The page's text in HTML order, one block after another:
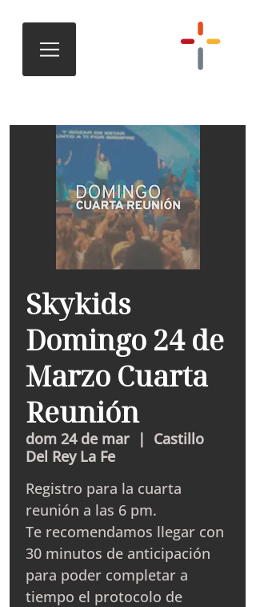
Skykids
Domingo 24 de
Marzo Cuarta
Reunión
dom 24 de mar
  |
Castillo
Del Rey La Fe
Registro para la cuarta
reunión a las 6 pm.
Te recomendamos llegar con
30 minutos de anticipación
para poder completar a
tiempo el protocolo de